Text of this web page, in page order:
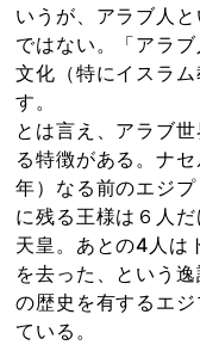
いうが、アラブ人
ではない。「アラ
文化（特にイスラ
す。
とは言え、アラブ
る特徴がある。ナ
年）なる前のエジ
に残る王様は６人
天皇。あとの4人は
を去った、という
の歴史を有するエ
ている。